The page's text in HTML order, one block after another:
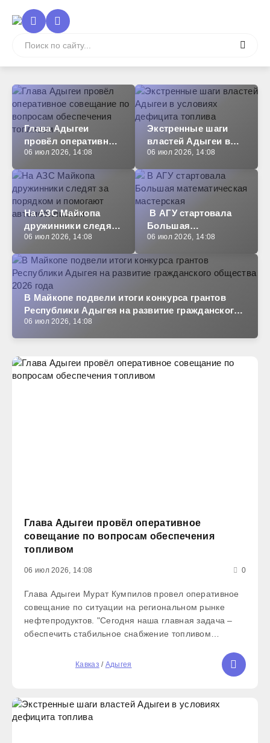
Глава Адыгеи
провёл оперативное
совещание по
обеспечения
топливом
06 июл 2026, 14:08
Экстренные шаги
властей Адыгеи в
условиях дефицита
06 июл 2026, 14:08
На АЗС Майкопа
дружинники следят
за порядком и
автомобилистам
06 июл 2026, 14:08
В АГУ стартовала
Большая
математическая
06 июл 2026, 14:08
В Майкопе подвели итоги конкурса грантов
Республики Адыгея на развитие гражданского
общества 2026 года
06 июл 2026, 14:08
Глава Адыгеи провёл оперативное
совещание по вопросам обеспечения
топливом
06 июл 2026, 14:08 0
Глава Адыгеи Мурат Кумпилов провел оперативное
совещание по ситуации на региональном рынке
нефтепродуктов. "Сегодня наша главная задача –
обеспечить стабильное снабжение топливом
жизненно важных служб. Мы находимся в
Кавказ / Адыгея